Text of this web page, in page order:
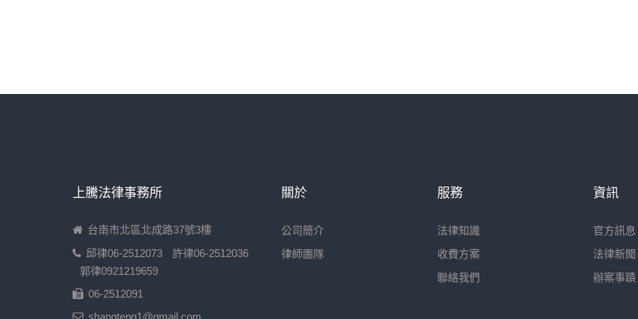
上騰法律事務所
台南市北區北成路37號3樓
邱律06-2512073
許律06-2512036
郭律0921219659
06-2512091
shangteng1@gmail.com
關於
公司簡介
律師團隊
服務
法律知識
收費方案
聯絡我們
資訊
官方訊息
法律新聞
辦案事蹟